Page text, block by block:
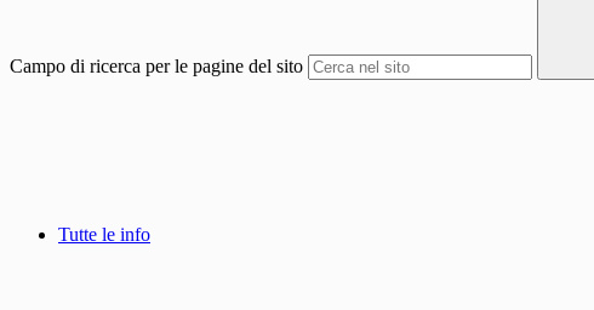
Campo di ricerca per le pagine del sito
Tutte le info